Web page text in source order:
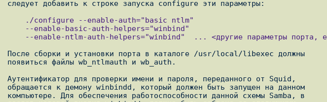
После сборки и установки порта в каталоге /usr/local/libexec должны
появиться файлы wb_ntlmauth и wb_auth.
Аутентификатор для проверки имени и пароля, переданного от Squid,
обращается к демону winbindd, который должен быть запущен на данном
компьютере. Для обеспечения работоспособности данной схемы Samba, в